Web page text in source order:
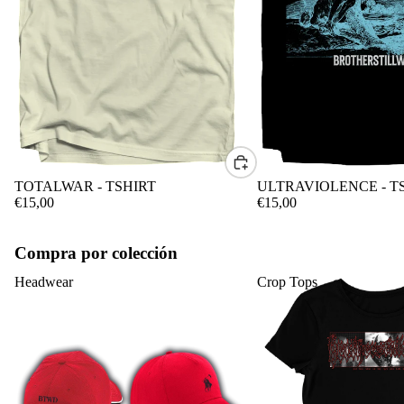
TOTALWAR - TSHIRT
€15,00
ULTRAVIOLENCE -
€15,00
Compra por colección
Headwear Crop Tops